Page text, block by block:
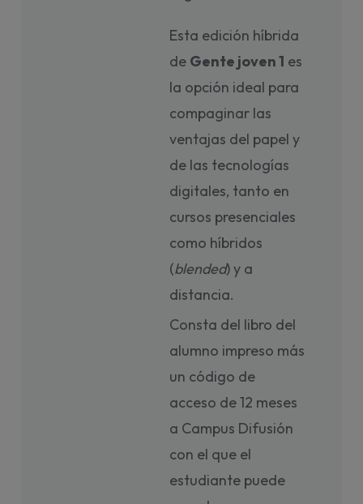
Esta edición híbrida
de Gente joven 1 es
la opción ideal para
compaginar las
ventajas del papel y
de las tecnologías
digitales, tanto en
cursos presenciales
como híbridos
(blended) y a
distancia.
Consta del libro del
alumno impreso más
un código de
acceso de 12 meses
a Campus Difusión
con el que el
estudiante puede